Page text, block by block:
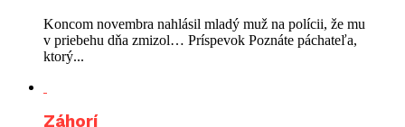
Koncom novembra nahlásil mladý muž na polícii, že mu
v priebehu dňa zmizol… Príspevok Poznáte páchateľa,
ktorý...
Záhorí